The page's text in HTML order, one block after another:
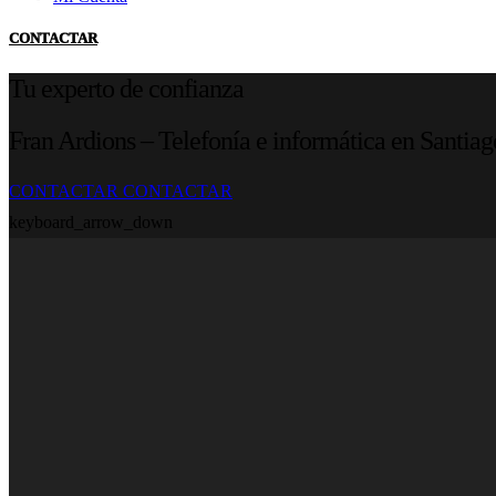
CONTACTAR
Tu experto de confianza
Fran Ardions – Telefonía e informática en
CONTACTAR CONTACTAR
keyboard_arrow_down